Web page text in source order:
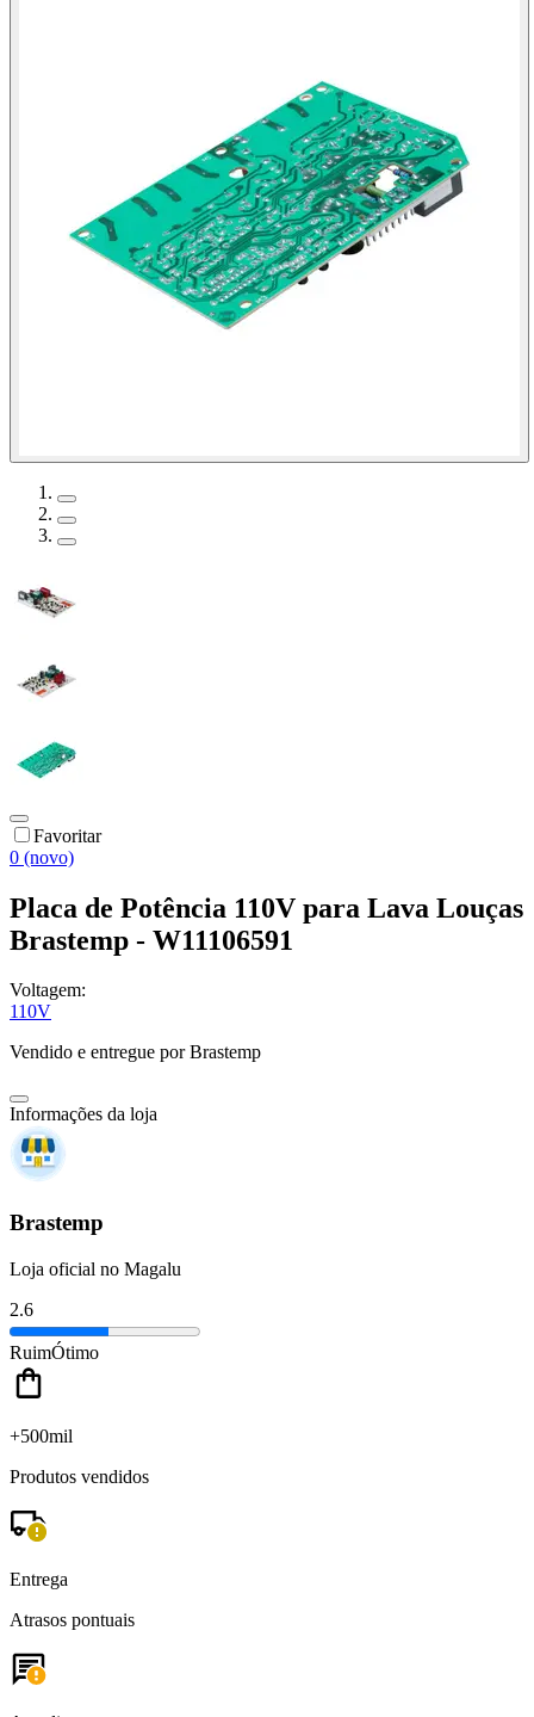
Favoritar
0 (novo)
Placa de Potência 110V para Lava Louças
Brastemp - W11106591
Voltagem:
110V
Vendido e entregue por Brastemp
Informações da loja
Brastemp
Loja oficial no Magalu
2.6
RuimÓtimo
+500mil
Produtos vendidos
Entrega
Atrasos pontuais